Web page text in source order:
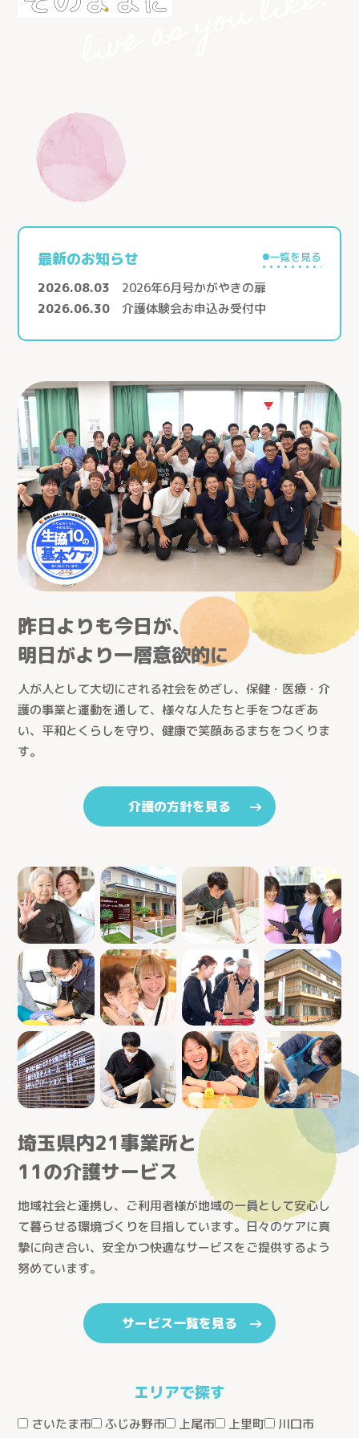
医療生協さいたまの介護
最新のお知らせ 一覧を見る
2026.08.03
2026年6月号かがやきの扉
2026.06.30
介護体験会お申込み受付中
昨日よりも今日が、
明日がより一層意欲的に
人が人として大切にされる社会をめざし、保健・医療・介
護の事業と運動を通して、様々な人たちと手をつなぎあ
い、平和とくらしを守り、健康で笑顔あるまちをつくりま
す。
介護の方針を見る
埼玉県内21事業所と
11の介護サービス
地域社会と連携し、ご利用者様が地域の一員として安心し
て暮らせる環境づくりを目指しています。日々のケアに真
摯に向き合い、安全かつ快適なサービスをご提供するよう
努めています。
サービス一覧を見る
エリアで探す
さいたま市 ふじみ野市 上尾市 上里町
川口市